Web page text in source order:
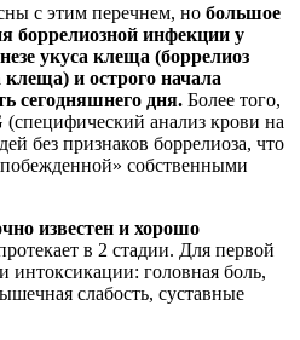
с этим перечнем, но большое
боррелиозной инфекции у
укуса клеща (боррелиоз
клеща) и острого начала
сегодняшнего дня. Более того,
анализ крови на
без признаков боррелиоза, что
собственными
известен и хорошо
в 2 стадии. Для первой
интоксикации: головная боль,
слабость, суставные